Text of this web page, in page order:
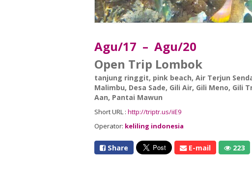
Agu/17 – Agu/20
Open Trip Lombok
tanjung ringgit, pink beach, Air Terjun
Malimbu, Desa Sade, Gili Air, Gili Meno, Gili
Aan, Pantai Mawun
Short URL : http://triptr.us/iiE9
Operator: keliling indonesia
Share E-mail 223